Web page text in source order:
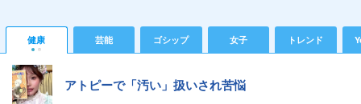
健康 芸能 ゴシップ 女子 トレンド
アトピーで「汚い」扱いされ苦悩